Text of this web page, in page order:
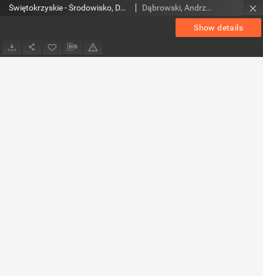
Show details
Świętokrzyskie - Środowisko, Dziedzictwo Kulturowe, Edukacja Regionalna, nr 13 (17) Dąbrowski, Andrzej. Red.; Osiecki, Jerzy. Red.